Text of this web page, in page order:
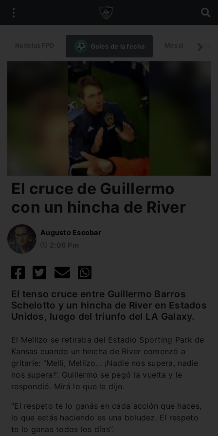
Goles de la fecha
El cruce de Guillermo
con un hincha de River
Augusto Escobar
El tenso cruce entre Guillermo Barros
Schelotto y un hincha de River en Estados
Unidos, luego del triunfo del LA Galaxy.
El Mellizo se retiraba del Estadio Sporting Park de
Kansas cuando un hincha de River comenzó a
gritarle: “Melli, Mellizo… ¡Nadie nos supera, nadie
nos supera!”. Guillermo se pegó la vuelta y le
respondió. Mirá lo que le dijo.
“El respeto te lo ganás en cada acción que haces,
lo que estás haciendo es una boludez. El respeto
te lo ganas todos los días”.